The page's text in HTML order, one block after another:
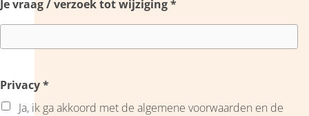
Je vraag / verzoek tot wijziging*
Privacy*
Ja, ik ga akkoord met de algemene voorwaarden en de